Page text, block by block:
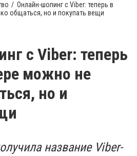
Онлайн-шопинг с Viber: теперь в
общаться, но и покупать вещи
с Viber: теперь
можно не
но и
название Viber-